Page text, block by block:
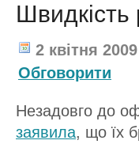
Швидкість
2 квітня
Обговорити
Незадовго до
заявила, що їх